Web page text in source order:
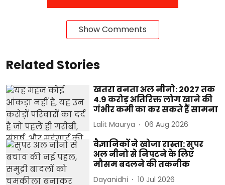
Show Comments
Related Stories
खतरा बनता अल नीनो: 2027 तक
4.9 करोड़ अतिरिक्त लोग खाने की
गंभीर कमी का कर सकते हैं सामना
Lalit Maurya 06 Aug 2026
वैज्ञानिकों ने खोजा रास्ता: सुपर
अल नीनो से निपटने के लिए
मौसम बदलने की तकनीक
Dayanidhi 10 Jul 2026